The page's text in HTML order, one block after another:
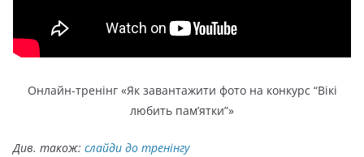
Онлайн-тренінг «Як завантажити фото на конкурс “Вікі
любить пам’ятки”»
Див. також: слайди до тренінгу